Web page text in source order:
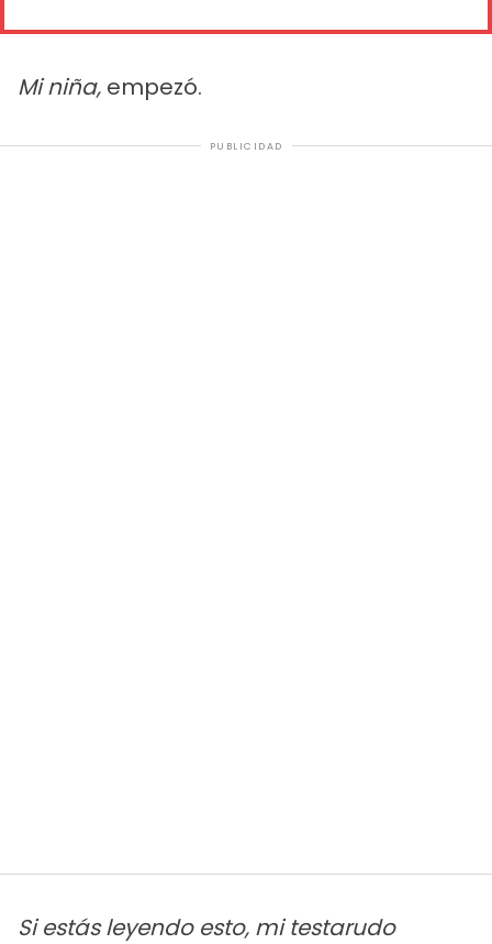
Mi niña, empezó.
PUBLICIDAD
Si estás leyendo esto, mi testarudo